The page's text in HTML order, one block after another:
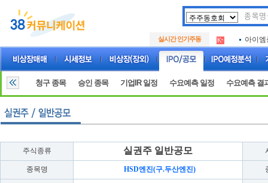
실시간 인기주동
.
아크로
아이엠
.
아크로
루켄테
청구 종목 승인 종목 기업IR 일정 수요예측 일정 수요예측 결
주식종류 실권주 일반공모
종목명 HSD엔진(구.두산엔진)